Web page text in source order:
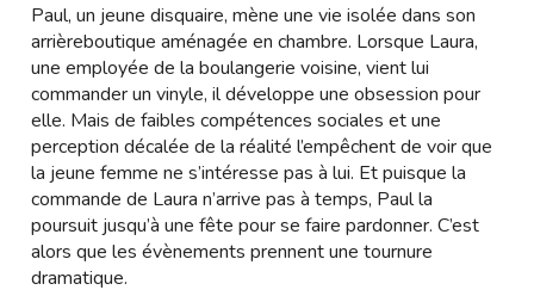
Paul, un jeune disquaire, mène une vie isolée dans son
arrièreboutique aménagée en chambre. Lorsque Laura,
une employée de la boulangerie voisine, vient lui
commander un vinyle, il développe une obsession pour
elle. Mais de faibles compétences sociales et une
perception décalée de la réalité l’empêchent de voir que
la jeune femme ne s’intéresse pas à lui. Et puisque la
commande de Laura n’arrive pas à temps, Paul la
poursuit jusqu’à une fête pour se faire pardonner. C’est
alors que les évènements prennent une tournure
dramatique.